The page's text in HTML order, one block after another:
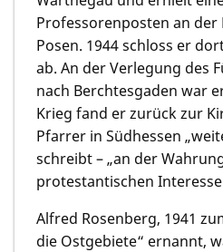
Professorenposten an der
Posen. 1944 schloss er
ab. An der Verlegung des
nach Berchtesgaden war
Krieg fand er zurück zur
Pfarrer in Südhessen
schreibt – „an der
protestantischen
Alfred Rosenberg, 1941
die Ostgebiete“ ernannt,